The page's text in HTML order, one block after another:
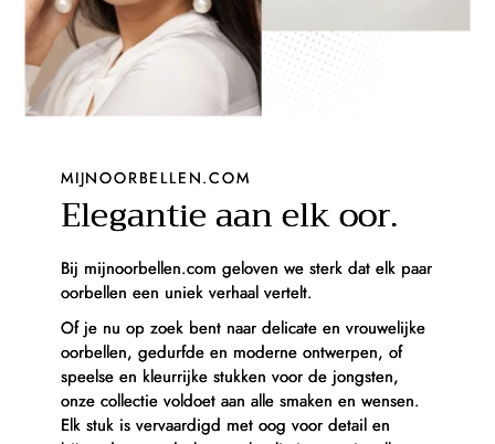
MIJNOORBELLEN.COM
Elegantie aan elk oor.
Bij mijnoorbellen.com geloven we sterk dat elk paar
oorbellen een uniek verhaal vertelt.
Of je nu op zoek bent naar delicate en vrouwelijke
oorbellen, gedurfde en moderne ontwerpen, of
speelse en kleurrijke stukken voor de jongsten,
onze collectie voldoet aan alle smaken en wensen.
Elk stuk is vervaardigd met oog voor detail en